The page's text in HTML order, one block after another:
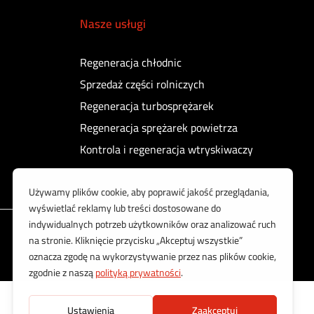
Nasze usługi
Regeneracja chłodnic
Sprzedaż części rolniczych
Regeneracja turbosprężarek
Regeneracja sprężarek powietrza
Kontrola i regeneracja wtryskiwaczy
Korzystamy z bezpiecznych płatności